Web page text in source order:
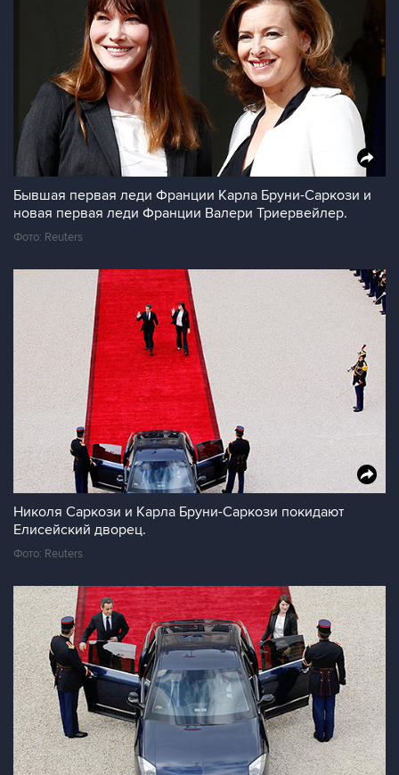
Бывшая первая леди Франции Карла Бруни-Саркози и
новая первая леди Франции Валери Триервейлер.
Фото: Reuters
Николя Саркози и Карла Бруни-Саркози покидают
Елисейский дворец.
Фото: Reuters